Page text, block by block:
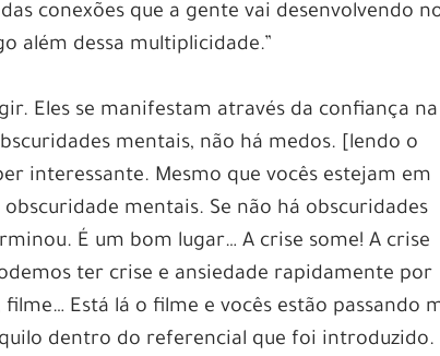
conexões que a gente vai desenvolvendo
além dessa multiplicidade.”
Eles se manifestam através da confiança na
mentais, não há medos. [lendo o
interessante. Mesmo que vocês estejam em
mentais. Se não há obscuridades
É um bom lugar… A crise some! A crise
ter crise e ansiedade rapidamente por
Está lá o filme e vocês estão passando
dentro do referencial que foi introduzido.